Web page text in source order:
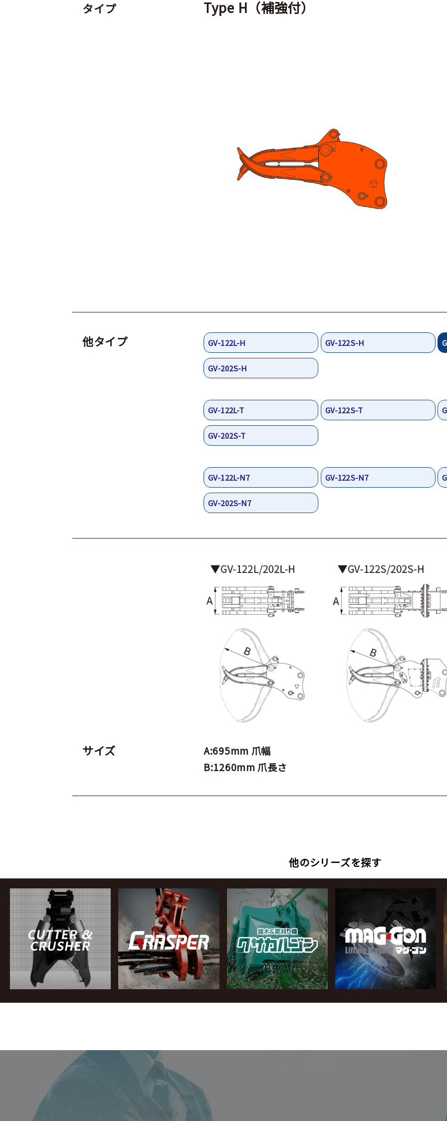
タイプ Type H（補強付）
他タイプ GV-122L-H GV-122S-H
GV-202S-H
GV-122L-T GV-122S-T
GV-202S-T
GV-122L-N7 GV-122S-N7
GV-202S-N7
サイズ
A:695mm 爪幅
B:1260mm 爪長さ
他のシリーズを探す